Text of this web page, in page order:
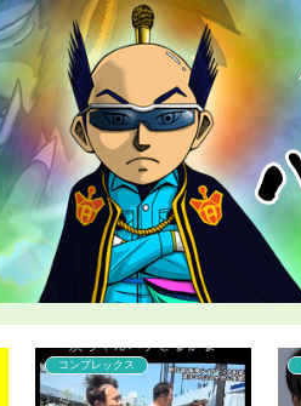
こどおじ・ニート